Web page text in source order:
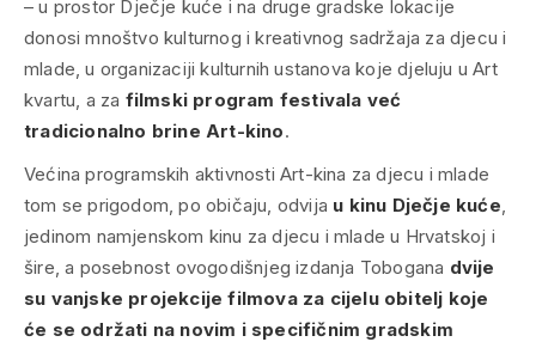
– u prostor Dječje kuće i na druge gradske lokacije
donosi mnoštvo kulturnog i kreativnog sadržaja za djecu i
mlade, u organizaciji kulturnih ustanova koje djeluju u Art
kvartu, a za filmski program festivala već
tradicionalno brine Art-kino.
Većina programskih aktivnosti Art-kina za djecu i mlade
tom se prigodom, po običaju, odvija u kinu Dječje kuće,
jedinom namjenskom kinu za djecu i mlade u Hrvatskoj i
šire, a posebnost ovogodišnjeg izdanja Tobogana dvije
su vanjske projekcije filmova za cijelu obitelj koje
će se održati na novim i specifičnim gradskim